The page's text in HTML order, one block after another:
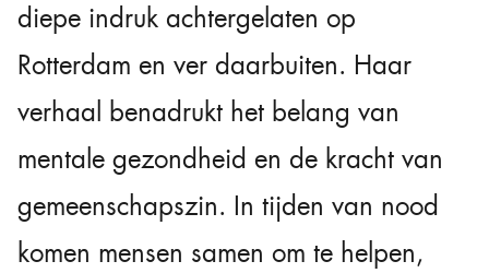
diepe indruk achtergelaten op
Rotterdam en ver daarbuiten. Haar
verhaal benadrukt het belang van
mentale gezondheid en de kracht van
gemeenschapszin. In tijden van nood
komen mensen samen om te helpen,